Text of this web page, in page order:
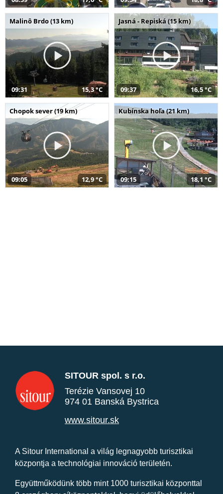
Malinô Brdo (13 km)
09:31 15,3 °C
Jasná - Repiská (15 km)
09:37 16,5 °C
Chopok sever (19 km)
09:05 12,9 °C
Kubínska hoľa (21 km)
09:15 18,1 °C
SITOUR spol. s r.o.
Terézie Vansovej 10
974 01 Banská Bystrica
www.sitour.sk
A Sitour International a világ legnagyobb turisztikai
központja a technológiai innováció területén.
Együttműködünk több mint 1000 turisztikai központtal